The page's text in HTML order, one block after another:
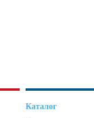
Каталог